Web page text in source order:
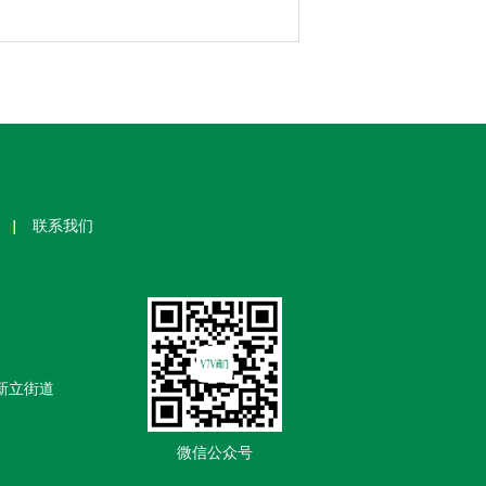
联系我们
立街道
微信公众号